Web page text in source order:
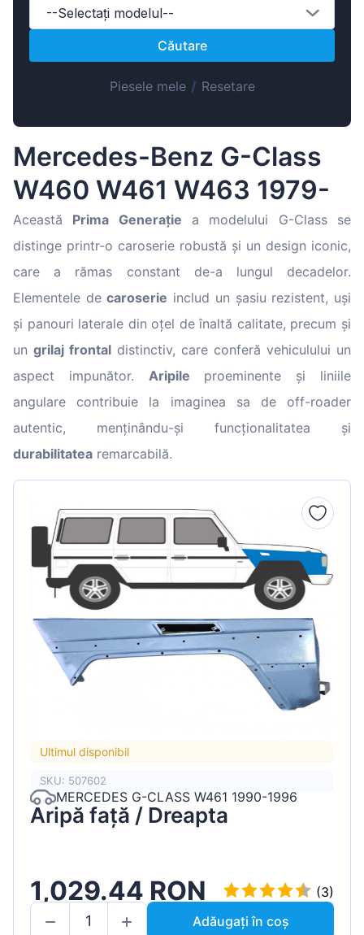
Lietuvių
Hrvatski
Português
Slovenčina
--Selectați modelul--
Căutare
Piesele mele/ Resetare
Mercedes-Benz G-Class
W460 W461 W463 1979-
Această Prima Generație a modelului G-Class se
distinge printr-o caroserie robustă și un design iconic,
care a rămas constant de-a lungul decadelor.
Elementele decaroserie includ un șasiu rezistent, uși
și panouri laterale din oțel de înaltă calitate, precum și
un grilaj frontal distinctiv, care conferă vehiculului un
aspect impunător. Aripile proeminente și liniile
angulare contribuie la imaginea sa de off-roader
autentic, menținându-și funcționalitatea și
durabilitatea remarcabilă.
Ultimul disponibil
SKU: 507602
MERCEDES G-CLASS W461 1990-1996
Aripă față / Dreapta
1,029.44 RON
(3)
Adăugați în coș